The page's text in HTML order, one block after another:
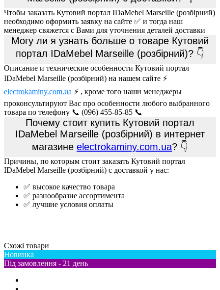
Чтобы заказать Кутовий портал IDaMebel Marseille (розбірний)
необходимо оформить заявку на сайте ✅ и тогда наш
менеджер свяжется с Вами для уточнения деталей доставки
Могу ли я узнать больше о товаре Кутовий
портал IDaMebel Marseille (розбірний)? 👇
Описание и технические особенности Кутовий портал
IDaMebel Marseille (розбірний) на нашем сайте ⚡
electrokaminy.com.ua ⚡ , кроме того наши менеджеры
проконсультируют Вас про особенности любого выбранного
товара по телефону 📞 (096) 455-85-85 📞
Почему стоит купить Кутовий портал
IDaMebel Marseille (розбірний) в интернет
магазине electrokaminy.com.ua? 👇
Причины, по которым стоит заказать Кутовий портал
IDaMebel Marseille (розбірний) с доставкой у нас:
✅ высокое качество товара
✅ разнообразие ассортимента
✅ лучшие условия оплаты
Схожі товари
Новинка
Під замовлення - 21 день